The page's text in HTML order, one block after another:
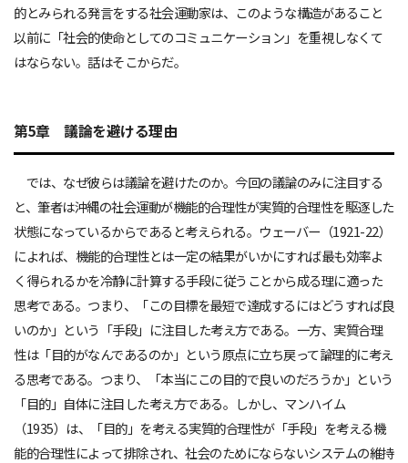
的とみられる発言をする社会運動家は、このような構造があること
以前に「社会的使命としてのコミュニケーション」を重視しなくて
はならない。話はそこからだ。
第5章 議論を避ける理由
では、なぜ彼らは議論を避けたのか。今回の議論のみに注目する
と、筆者は沖縄の社会運動が機能的合理性が実質的合理性を駆逐した
状態になっているからであると考えられる。ウェーバー（1921-22）
によれば、機能的合理性とは一定の結果がいかにすれば最も効率よ
く得られるかを冷静に計算する手段に従うことから成る理に適った
思考である。つまり、「この目標を最短で達成するにはどうすれば良
いのか」という「手段」に注目した考え方である。一方、実質合理
性は「目的がなんであるのか」という原点に立ち戻って論理的に考え
る思考である。つまり、「本当にこの目的で良いのだろうか」という
「目的」自体に注目した考え方である。しかし、マンハイム
（1935）は、「目的」を考える実質的合理性が「手段」を考える機
能的合理性によって排除され、社会のためにならないシステムの維持